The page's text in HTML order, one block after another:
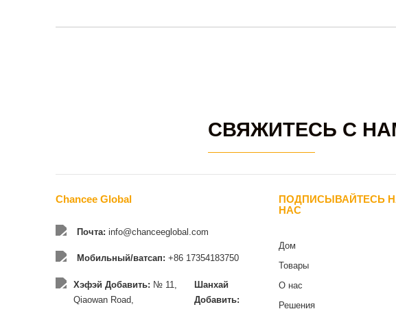
СВЯЖИТЕСЬ С
Chancee Global
Почта: info@chanceeglobal.com
Мобильный/ватсап: +86 17354183750
Хэфэй Добавить: № 11,
Qiaowan Road,
Шанхай
Добавить:
ПОДПИСЫВАЙТЕСЬ
НАС
Дом
Товары
О нас
Решения